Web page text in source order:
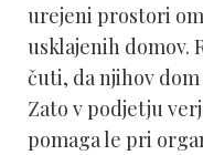
urejeni prostori
usklajenih domov.
čuti, da njihov
Zato v podjetju
pomaga le pri